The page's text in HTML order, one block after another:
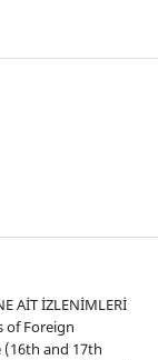
AİT İZLENİMLERİ
of Foreign
(16th and 17th